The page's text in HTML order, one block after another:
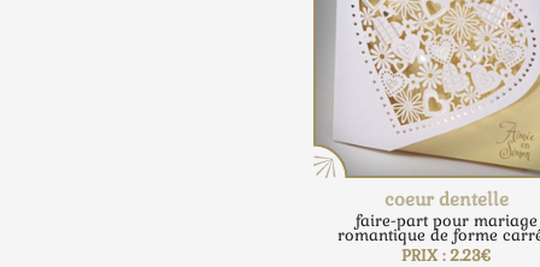
coeur dentelle
faire-part pour mariage
romantique de forme
PRIX : 2.23€